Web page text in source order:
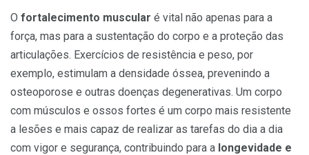
O fortalecimento muscular é vital não apenas para a
força, mas para a sustentação do corpo e a proteção das
articulações. Exercícios de resistência e peso, por
exemplo, estimulam a densidade óssea, prevenindo a
osteoporose e outras doenças degenerativas. Um corpo
com músculos e ossos fortes é um corpo mais resistente
a lesões e mais capaz de realizar as tarefas do dia a dia
com vigor e segurança, contribuindo para a longevidade e